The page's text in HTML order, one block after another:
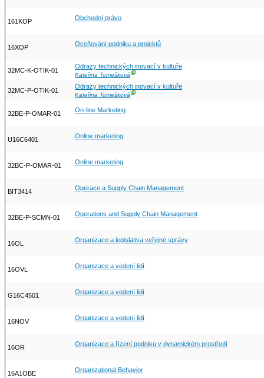
161KOP Obchodní právo
16XOP Oceňování podniku a projektů
32MC-K-OTIK-01
Odrazy technických inovací v kultuře
Kateřina TomeškováⒼ
32MC-P-OTIK-01
Odrazy technických inovací v kultuře
Kateřina TomeškováⒼ
32BE-P-OMAR-01 On-line Marketing
U16C6401 Online marketing
32BC-P-OMAR-01 Online marketing
BIT3414 Operace a Supply Chain Management
32BE-P-SCMN-01 Operations and Supply Chain Management
16OL Organizace a legislativa veřejné správy
16OVL Organizace a vedení lidí
G16C4501 Organizace a vedení lidí
16NOV Organizace a vedení lidí
16OR Organizace a řízení podniku v dynamickém prostředí
16A1OBE Organizational Behavior